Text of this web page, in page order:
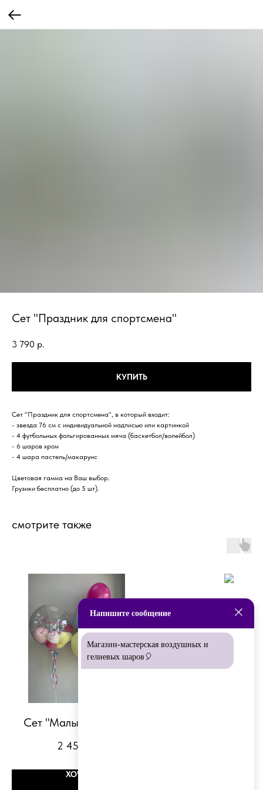
Сет "Праздник для спортсмена"
3 790 р.
КУПИТЬ
Сет "Праздник для спортсмена", в который входит:
- звезда 76 см с индивидуальной надписью или картинкой
- 4 футбольных фольгированных мяча (баскетбол/волейбол)
- 6 шаров хром
- 4 шара пастель/макарунс
Цветовая гамма на Ваш выбор.
Грузики бесплатно (до 5 шт).
смотрите также
Сет "Малышарикам"
2 450
ХОЧУ
Напишите сообщение
Магазин-мастерская воздушных и
гелиевых шаров🎈